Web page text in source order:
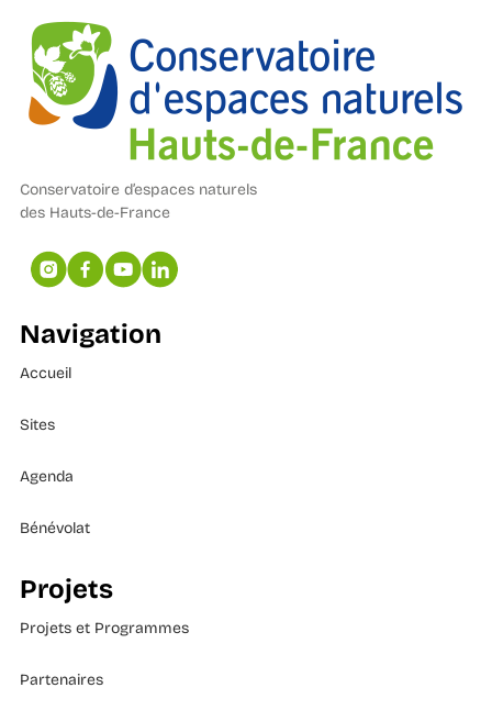
Conservatoire d’espaces naturels
des Hauts-de-France
Navigation
Accueil
Sites
Agenda
Bénévolat
Projets
Projets et Programmes
Partenaires